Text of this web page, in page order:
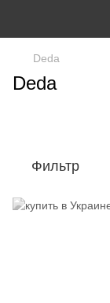
Deda
Deda
Фильтр